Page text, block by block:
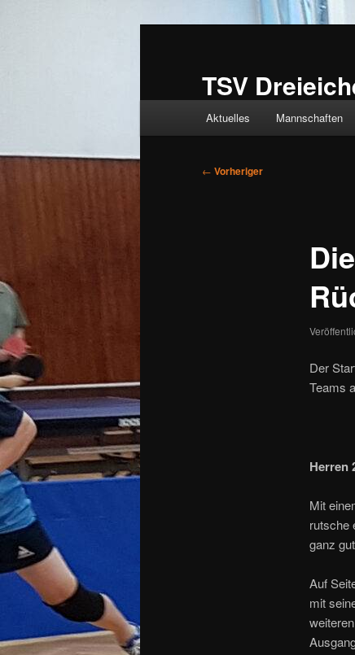
TSV
Aktuelles Mannschaften
Beitragsnavigation
← Vorheriger
Der
Teams
Herren
Mit
rutsche
ganz
Auf
mit